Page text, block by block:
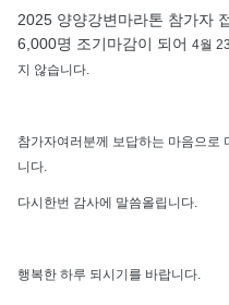
2025 양양강변마라톤 참가자
6,000명 조기마감이 되어 4월
지 않습니다.
참가자여러분께 보답하는 마음으로
니다.
다시한번 감사에 말씀올립니다.
행복한 하루 되시기를 바랍니다.